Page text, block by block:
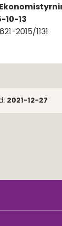
10-13
2015/1131
2021-12-27